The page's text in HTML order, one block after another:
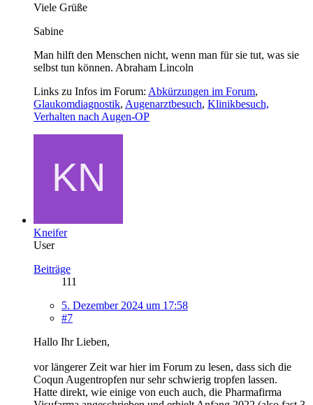
Viele Grüße
Sabine
Man hilft den Menschen nicht, wenn man für sie tut, was sie
selbst tun können. Abraham Lincoln
Links zu Infos im Forum: Abkürzungen im Forum,
Glaukomdiagnostik, Augenarztbesuch, Klinikbesuch,
Verhalten nach Augen-OP
Kneifer
User
Beiträge
111
5. Dezember 2024 um 17:58
#7
Hallo Ihr Lieben,
vor längerer Zeit war hier im Forum zu lesen, dass sich die
Coqun Augentropfen nur sehr schwierig tropfen lassen.
Hatte direkt, wie einige von euch auch, die Pharmafirma